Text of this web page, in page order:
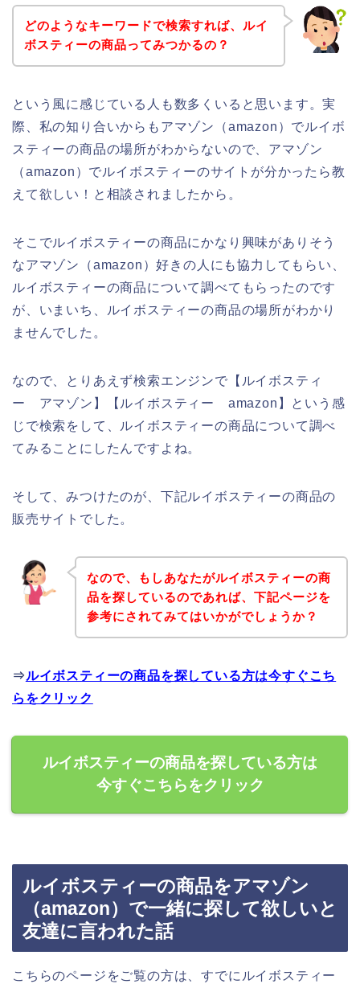
どのようなキーワードで検索すれば、ルイ
ボスティーの商品ってみつかるの？
という風に感じている人も数多くいると思います。実
際、私の知り合いからもアマゾン（amazon）でルイボ
スティーの商品の場所がわからないので、アマゾン
（amazon）でルイボスティーのサイトが分かったら教
えて欲しい！と相談されましたから。
そこでルイボスティーの商品にかなり興味がありそう
なアマゾン（amazon）好きの人にも協力してもらい、
ルイボスティーの商品について調べてもらったのです
が、いまいち、ルイボスティーの商品の場所がわかり
ませんでした。
なので、とりあえず検索エンジンで【ルイボスティ
ー アマゾン】【ルイボスティー amazon】という感
じで検索をして、ルイボスティーの商品について調べ
てみることにしたんですよね。
そして、みつけたのが、下記ルイボスティーの商品の
販売サイトでした。
なので、もしあなたがルイボスティーの商
品を探しているのであれば、下記ページを
参考にされてみてはいかがでしょうか？
⇒ルイボスティーの商品を探している方は今すぐこち
らをクリック
ルイボスティーの商品を探している方は
今すぐこちらをクリック
ルイボスティーの商品をアマゾン
（amazon）で一緒に探して欲しいと
友達に言われた話
こちらのページをご覧の方は、すでにルイボスティー